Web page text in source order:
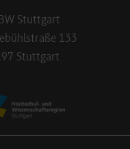
Stuttgart
133
Stuttgart